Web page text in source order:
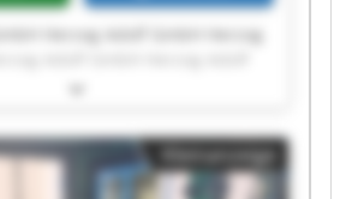
Herzog Adolf GmbH Herzog
GmbH Herzog Adolf GmbH
Adolf GmbH Herzog Adolf
GmbH Herzog Adolf GmbH
Herzog Adolf GmbH Herzog
Kleinanzeige